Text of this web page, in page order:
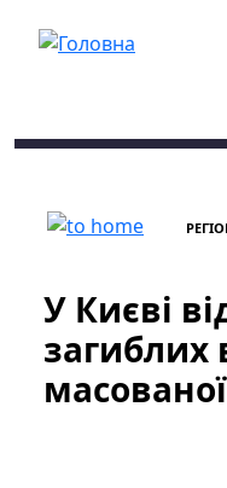
У Києві
загиблих